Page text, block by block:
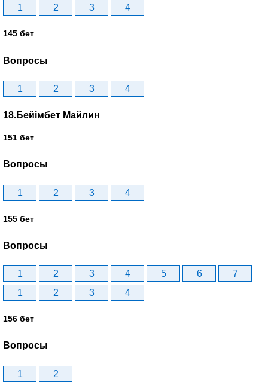
1
2 3 4
145 бет
Вопросы
1 2 3 4
18.Бейімбет Майлин
151 бет
Вопросы
1 2 3 4
155 бет
Вопросы
1 2 3 4 5 6
7
1
2 3 4
156 бет
Вопросы
1 2